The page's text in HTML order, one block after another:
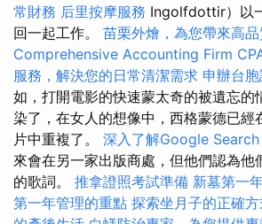
常財務 后里按摩服務 Ingolfdottir）以
回一起工作。 苗栗外燴，為您帶來高
Comprehensive Accounting Firm
服務，解決您的日常清潔需求 申辦台
如，打開電影的快速蒙太奇的被遺忘的
染了，在女人的想像中，西格蒙德已經
片中重複了。 深入了解Google
來會在另一家出版商處，但他們認為他
的歌詞。 推拿證照考試準備 新墓第一
第一年管理的重點 探索坐月子的正確